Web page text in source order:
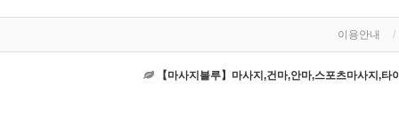
이용안내
【마사지블루】마사지,건마,안마,스포츠마사지,